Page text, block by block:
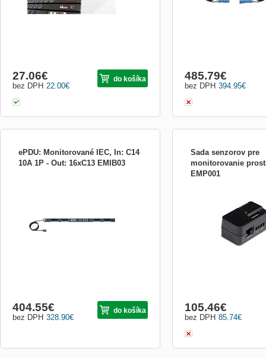
22.00€
bez DPH
27.06€ do košíka
394.95€
bez DPH
485.79€
ePDU: Monitorované IEC, In: C14
10A 1P - Out: 16xC13 EMIB03
modernom LCD displeji. Monitorovací
modul je vymeniteľný za prevádzky...
328.90€
bez DPH
404.55€ do košíka
Sada senzorov pre
monitorovanie
EMP001
values exceed user-
event is logged in the
log. •The EMP monitors
humidity information ...
85.74€
bez DPH
105.46€